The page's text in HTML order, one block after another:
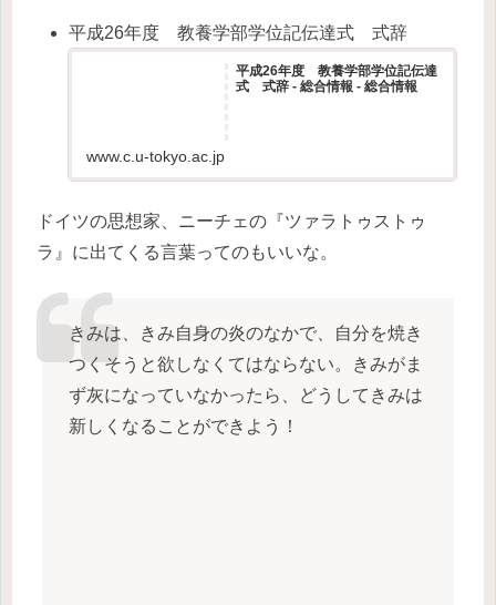
平成26年度 教養学部学位記伝達式 式辞
平成26年度 教養学部学位記伝達
式 式辞 - 総合情報 - 総合情報
www.c.u-tokyo.ac.jp
ドイツの思想家、ニーチェの『ツァラトゥストゥ
ラ』に出てくる言葉ってのもいいな。
きみは、きみ自身の炎のなかで、自分を焼き
つくそうと欲しなくてはならない。きみがま
ず灰になっていなかったら、どうしてきみは
新しくなることができよう！